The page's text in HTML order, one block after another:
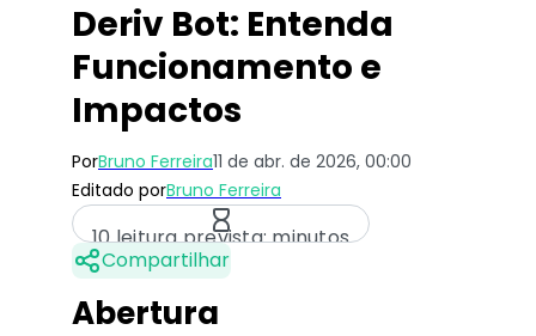
Deriv Bot: Entenda
Funcionamento e
Impactos
PorBruno Ferreira11 de abr. de 2026, 00:00
Editado porBruno Ferreira
10 leitura prevista: minutos
Compartilhar
Abertura